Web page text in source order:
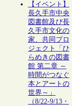
【イベント】
長久手市中央
図書館及び長
久手市文化の
家、共同プロ
ジェクト「ひ
らめきの図書
館 第二章 ～
時間がつなぐ
本とアートの
世界～」
（8/22-9/13・